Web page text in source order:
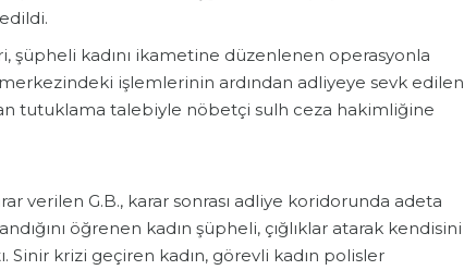
şüpheli kadını ikametine düzenlenen operasyonla
merkezindeki işlemlerinin ardından adliyeye sevk edilen
tutuklama talebiyle nöbetçi sulh ceza hakimliğine
verilen G.B., karar sonrası adliye koridorunda adeta
öğrenen kadın şüpheli, çığlıklar atarak kendisini
Sinir krizi geçiren kadın, görevli kadın polisler